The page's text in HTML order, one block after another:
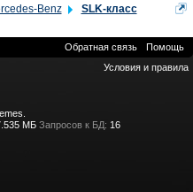
Benz SLK-класс
Обратная связь
Помощь
Условия и правила
МБ Запросов к БД: 16